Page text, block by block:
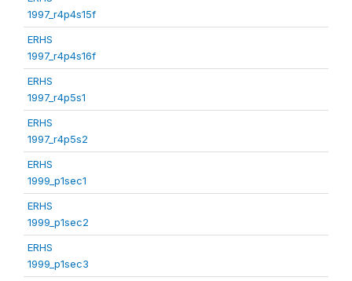
1997_r4p4s15f
ERHS
1997_r4p4s16f
ERHS
1997_r4p5s1
ERHS
1997_r4p5s2
ERHS
1999_p1sec1
ERHS
1999_p1sec2
ERHS
1999_p1sec3